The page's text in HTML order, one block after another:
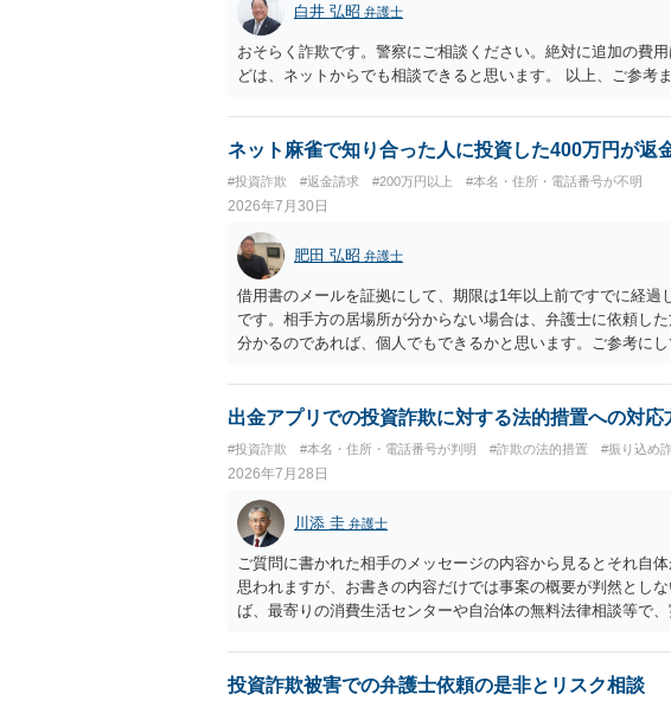
白井 弘昭 弁護士
おそらく詐欺です。警察にご相談ください。絶対に追加の費
どは、ネットからでも相談できると思います。 以上、ご参考ま
ネット麻雀で知り合った人に投資した400万円が返
#投資詐欺 #返金請求 #200万円以上 #本名・住所・電話番号が不明
2026年7月30日
肥田 弘昭 弁護士
借用書のメールを証拠にして、期限は1年以上前ですでに経
です。相手方の居場所が分からない場合は、弁護士に依頼し
分かるのであれば、個人でもできるかと思います。ご参考にし
出金アプリでの投資詐欺に対する法的措置への対応
#投資詐欺 #本名・住所・電話番号が判明 #詐欺の法的措置 #振り込め
2026年7月28日
川添 圭 弁護士
ご質問に書かれた相手のメッセージの内容から見るとそれ自
思われますが、お書きの内容だけでは事案の概要が判然とし
ば、最寄りの消費生活センターや自治体の無料法律相談等で
投資詐欺被害での弁護士依頼の是非とリスク相談